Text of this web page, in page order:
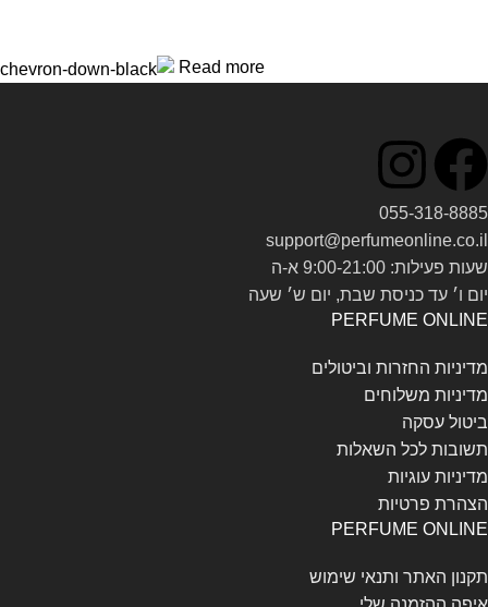
Read more
055-318-8885
support@perfumeonline.co.il
שעות פעילות: 9:00-21:00 א-ה
יום ו׳ עד כניסת שבת, יום ש׳ שעה
PERFUME ONLINE
מדיניות החזרות וביטולים
מדיניות משלוחים
ביטול עסקה
תשובות לכל השאלות
מדיניות עוגיות
הצהרת פרטיות
PERFUME ONLINE
תקנון האתר ותנאי שימוש